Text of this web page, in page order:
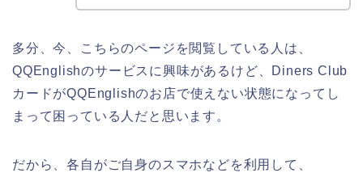
多分、今、こちらのページを閲覧している人は、
QQEnglishのサービスに興味があるけど、Diners Club
カードがQQEnglishのお店で使えない状態になってし
まって困っている人だと思います。
だから、各自がご自身のスマホなどを利用して、